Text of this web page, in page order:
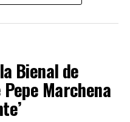
Bienal de
Marchena